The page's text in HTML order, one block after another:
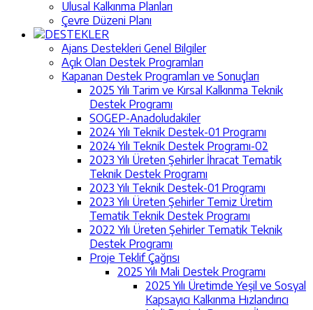
Ulusal Kalkınma Planları
Çevre Düzeni Planı
DESTEKLER
Ajans Destekleri Genel Bilgiler
Açık Olan Destek Programları
Kapanan Destek Programları ve Sonuçları
2025 Yılı Tarim ve Kırsal Kalkınma Teknik
Destek Programı
SOGEP-Anadoludakiler
2024 Yılı Teknik Destek-01 Programı
2024 Yılı Teknik Destek Programı-02
2023 Yılı Üreten Şehirler İhracat Tematik
Teknik Destek Programı
2023 Yılı Teknik Destek-01 Programı
2023 Yılı Üreten Şehirler Temiz Üretim
Tematik Teknik Destek Programı
2022 Yılı Üreten Şehirler Tematik Teknik
Destek Programı
Proje Teklif Çağrısı
2025 Yılı Mali Destek Programı
2025 Yılı Üretimde Yeşil ve Sosyal
Kapsayıcı Kalkınma Hızlandırıcı